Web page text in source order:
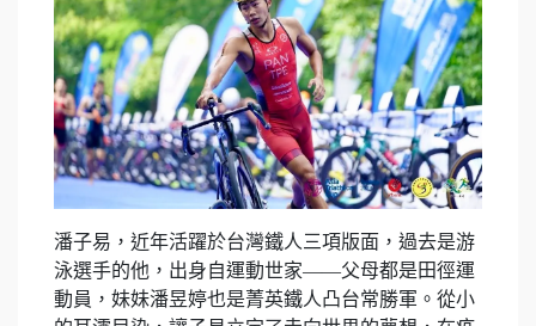
潘子易，近年活躍於台灣鐵人三項版面，過去是游
泳選手的他，出身自運動世家——父母都是田徑運
動員，妹妹潘昱婷也是菁英鐵人凸台常勝軍。從小